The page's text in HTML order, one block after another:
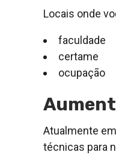
Locais onde
faculdade
certame
ocupação
Atualmente
técnicas para